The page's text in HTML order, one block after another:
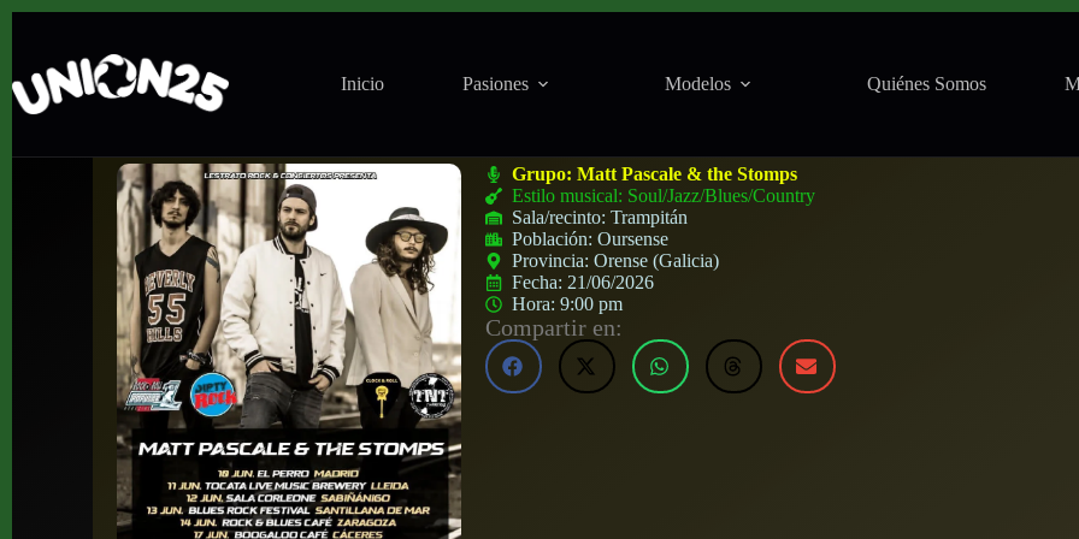
Inicio Pasiones Modelos Quiénes Somos
Grupo:Matt Pascale & the Stomps
Estilo musical: Soul/Jazz/Blues/Country
Sala/recinto:Trampitán
Población:Oursense
Provincia:Orense (Galicia)
Fecha: 21/06/2026
Hora:9:00 pm
Compartir en: